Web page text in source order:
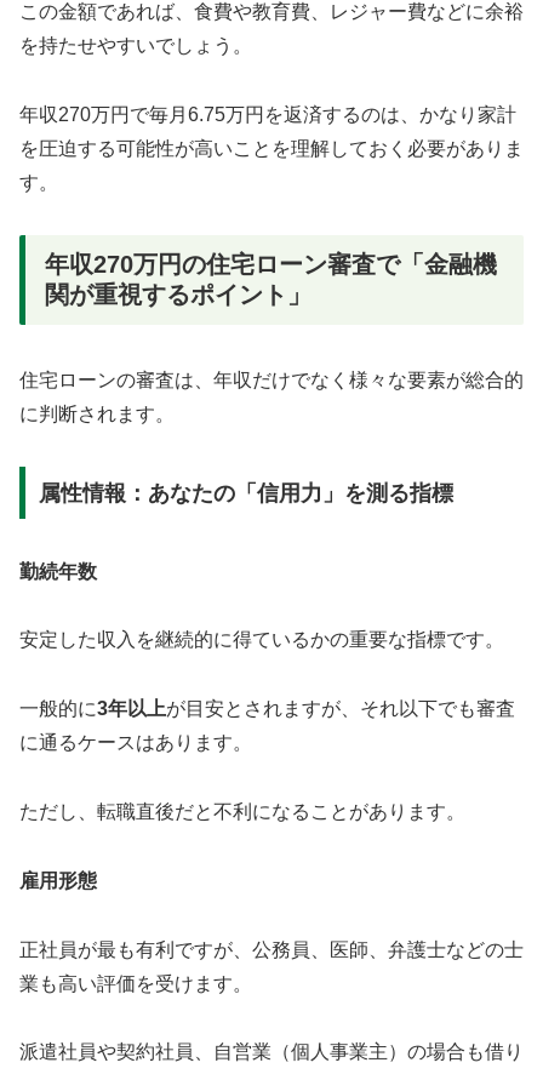
この金額であれば、食費や教育費、レジャー費などに余裕
を持たせやすいでしょう。
年収270万円で毎月6.75万円を返済するのは、かなり家計
を圧迫する可能性が高いことを理解しておく必要がありま
す。
年収270万円の住宅ローン審査で「金融機
関が重視するポイント」
住宅ローンの審査は、年収だけでなく様々な要素が総合的
に判断されます。
属性情報：あなたの「信用力」を測る指標
勤続年数
安定した収入を継続的に得ているかの重要な指標です。
一般的に3年以上が目安とされますが、それ以下でも審査
に通るケースはあります。
ただし、転職直後だと不利になることがあります。
雇用形態
正社員が最も有利ですが、公務員、医師、弁護士などの士
業も高い評価を受けます。
派遣社員や契約社員、自営業（個人事業主）の場合も借り